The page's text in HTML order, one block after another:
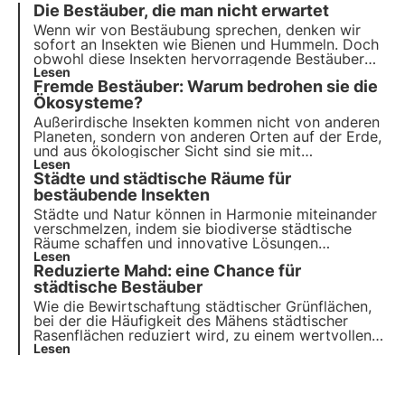
Die Bestäuber, die man nicht erwartet
Wenn wir von Bestäubung sprechen, denken wir
sofort an Insekten wie Bienen und Hummeln. Doch
obwohl diese Insekten hervorragende Bestäuber
sind, sind sie nicht die einzigen, die zu dieser
wichtigen Ökosystemleistung beitragen.
Lesen
Fremde Bestäuber: Warum bedrohen sie die
Ökosysteme?
Außerirdische Insekten kommen nicht von anderen
Planeten, sondern von anderen Orten auf der Erde,
und aus ökologischer Sicht sind sie mit
Außerirdischen vergleichbar. In diesem Artikel
erfahren wir, was sie sind, welche die häufigsten
sind und wie wir dank der Projekte von 3Bee den
Bestäubern helfen können.
Lesen
Städte und städtische Räume für
bestäubende Insekten
Städte und Natur können in Harmonie miteinander
verschmelzen, indem sie biodiverse städtische
Räume schaffen und innovative Lösungen
anwenden, die Bienen und Schmetterlingen helfen,
in städtischen Umgebungen zu gedeihen. In diesem
Artikel erfahren Sie, wie Städte zu lebenswichtigen
Refugien für Bestäuber werden können.
Lesen
Reduzierte Mahd: eine Chance für
städtische Bestäuber
Wie die Bewirtschaftung städtischer Grünflächen,
bei der die Häufigkeit des Mähens städtischer
Rasenflächen reduziert wird, zu einem wertvollen
Instrument für den Schutz der Artenvielfalt von
Lesen